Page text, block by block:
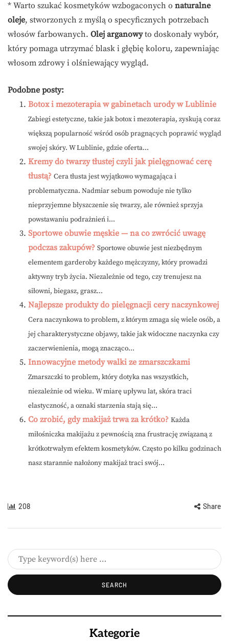
* Warto szukać kosmetyków wzbogaconych o naturalne
oleje, stworzonych z myślą o specyficznych potrzebach
włosów farbowanych. Olej arganowyto doskonały wybór,
który pomaga utrzymać blask i głębię koloru, zapewniając
włosom zdrowy i olśniewający wygląd.
Podobne posty:
Botox i mezoterapia w gabinetach urody w Lublinie
Zabiegi estetyczne, takie jak botox i mezoterapia, zyskują coraz
większą popularność wśród osób pragnących poprawić wygląd
swojej skóry. W Lublinie, gdzie oferta...
Kremy do twarzy tłustej czyli jak pielęgnować cerę
tłustą? Cera tłusta jest wyjątkowo wymagająca i
problematyczna. Nadmiar sebum powoduje nie tylko
nieprzyjemne błyszczenie się twarzy, ale również sprzyja
powstawaniu podrażnień i...
Sportowe obuwie męskie — na co zwrócić uwagę
podczas zakupów? Sportowe obuwie jest niezbędnym
elementem garderoby każdego mężczyzny, który prowadzi
aktywny tryb życia. Niezależnie od tego, czy trenujesz na
siłowni, biegasz, grasz...
Najlepsze produkty do pielęgnacji cery naczynkowej
Cera naczynkowa to problem, z którym zmaga się wiele osób, a
jej charakterystyczne objawy, takie jak widoczne naczynka czy
zaczerwienienia, mogą znacząco...
Innowacyjne metody walki ze zmarszczkami
Zmarszczki to problem, który dotyka nas wszystkich,
niezależnie od wieku. W miarę upływu lat, skóra traci
elastyczność, a oznaki starzenia stają się...
Co zrobić, gdy makijaż trwa za krótko? Każda
miłośniczka makijażu z pewnością zna frustrację związaną z
krótkotrwałym efektem kosmetyków. Często po kilku godzinach
nasz starannie nałożony makijaż traci swój...
208 Share
Kategorie